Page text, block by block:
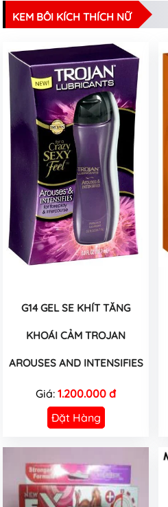
KEM BÔI KÍCH THÍCH NỮ
G14 GEL SE KHÍT TĂNG
KHOÁI CẢM TROJAN
AROUSES AND INTENSIFIES
Giá: 1.200.000 đ
Đặt Hàng